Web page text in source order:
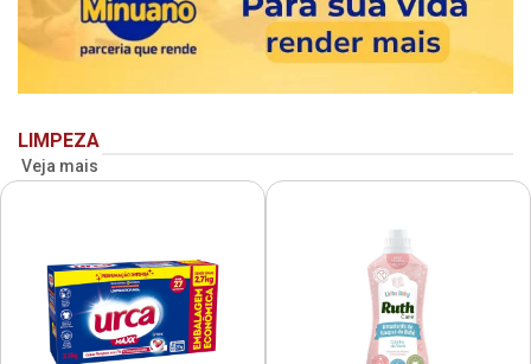
LIMPEZA
Veja mais